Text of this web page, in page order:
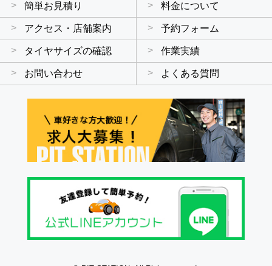
簡単お見積り 料金について
アクセス・店舗案内 予約フォーム
タイヤサイズの確認 作業実績
お問い合わせ よくある質問